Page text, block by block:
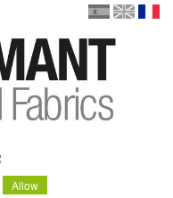
español
Allow